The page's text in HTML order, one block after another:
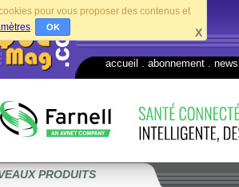
pour vous proposer des contenus et
. OK X
accueil abonnement
PRODUITS